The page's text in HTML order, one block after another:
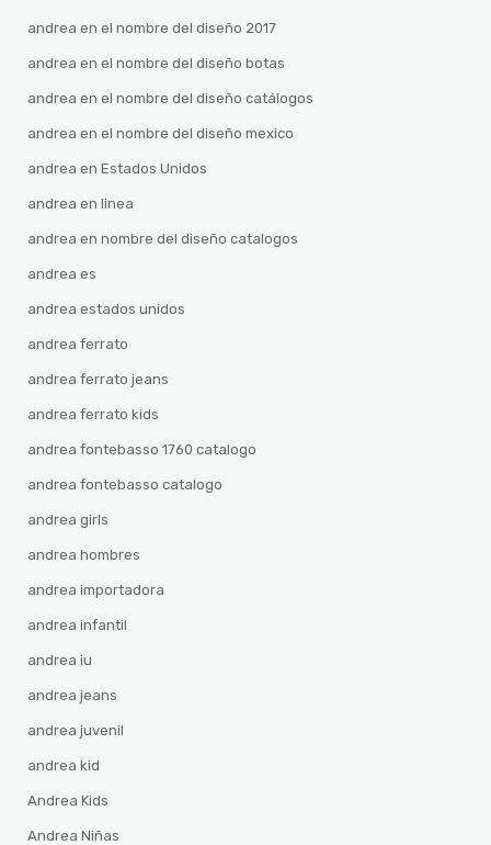
andrea en el nombre del diseño 2017
andrea en el nombre del diseño botas
andrea en el nombre del diseño catálogos
andrea en el nombre del diseño mexico
andrea en Estados Unidos
andrea en linea
andrea en nombre del diseño catalogos
andrea es
andrea estados unidos
andrea ferrato
andrea ferrato jeans
andrea ferrato kids
andrea fontebasso 1760 catalogo
andrea fontebasso catalogo
andrea girls
andrea hombres
andrea importadora
andrea infantil
andrea iu
andrea jeans
andrea juvenil
andrea kid
Andrea Kids
Andrea Niñas